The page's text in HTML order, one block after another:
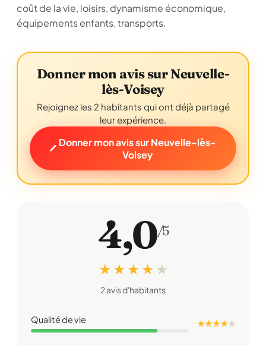
coût de la vie, loisirs, dynamisme économique,
équipements enfants, transports.
Donner mon avis sur Neuvelle-
lès-Voisey
Rejoignez les 2 habitants qui ont déjà partagé
leur expérience.
Donner mon avis sur Neuvelle-lès-
Voisey
4,0/5
★ ★ ★ ★ ★
2 avis d'habitants
Qualité de vie ★ ★ ★ ★★